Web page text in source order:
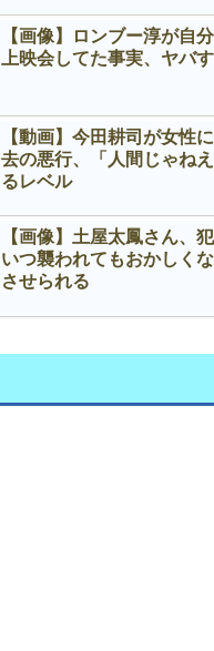
【画像】ロンブー淳が自
上映会してた事実、ヤバ
【動画】今田耕司が女性
去の悪行、「人間じゃね
るレベル
【画像】土屋太鳳さん、
いつ襲われてもおかしく
させられる